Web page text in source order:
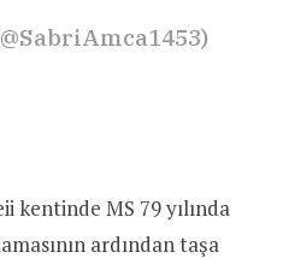
kentinde MS 79 yılında
ardından taşa